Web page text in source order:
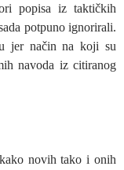
popisa iz taktičkih
potpuno ignorirali.
jer način na koji su
navoda iz citiranog
novih tako i onih